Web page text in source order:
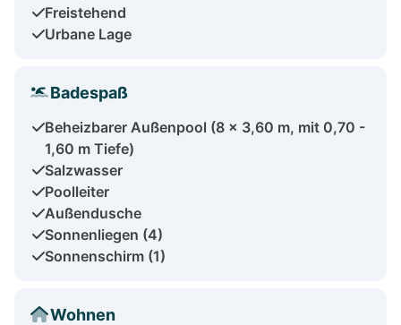
Freistehend
Urbane Lage
Badespaß
Beheizbarer Außenpool (8 x 3,60 m, mit 0,70 -
1,60 m Tiefe)
Salzwasser
Poolleiter
Außendusche
Sonnenliegen (4)
Sonnenschirm (1)
Wohnen